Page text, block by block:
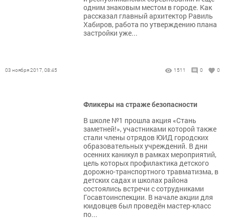
одним знаковым местом в городе. Как
рассказал главный архитектор Равиль
Хабиров, работа по утверждению плана
застройки уже...
03 ноября 2017, 08:45 1511 0 0
Фликеры на страже безопасности
В школе №1 прошла акция «Стань
заметней!», участниками которой также
стали члены отрядов ЮИД городских
образовательных учреждений. В дни
осенних каникул в рамках мероприятий,
цель которых профилактика детского
дорожно-транспортного травматизма, в
детских садах и школах района
состоялись встречи с сотрудниками
Госавтоинспекции. В начале акции для
юидовцев был проведён мастер-класс
по...